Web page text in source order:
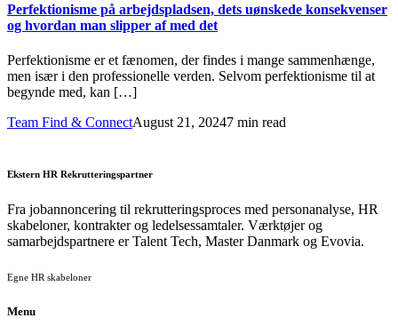
Perfektionisme på arbejdspladsen, dets uønskede konsekvenser
og hvordan man slipper af med det
Perfektionisme er et fænomen, der findes i mange sammenhænge,
men især i den professionelle verden. Selvom perfektionisme til at
begynde med, kan […]
Team Find & ConnectAugust 21, 20247 min read
Ekstern HR Rekrutteringspartner
Fra jobannoncering til rekrutteringsproces med personanalyse, HR
skabeloner, kontrakter og ledelsessamtaler. Værktøjer og
samarbejdspartnere er Talent Tech, Master Danmark og Evovia.
Egne HR skabeloner
Menu